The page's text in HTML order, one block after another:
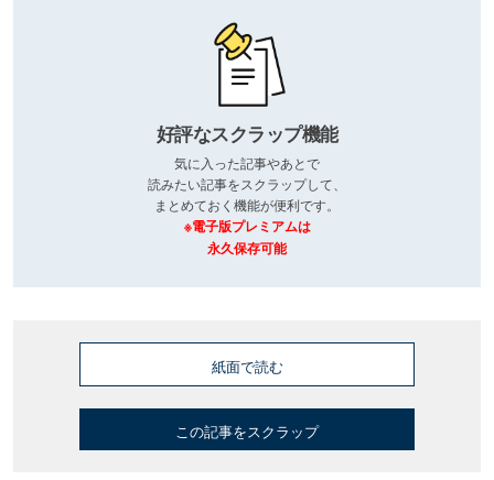
好評なスクラップ機能
気に入った記事やあとで
読みたい記事をスクラップして、
まとめておく機能が便利です。
※電子版プレミアムは
永久保存可能
紙面で読む
この記事をスクラップ